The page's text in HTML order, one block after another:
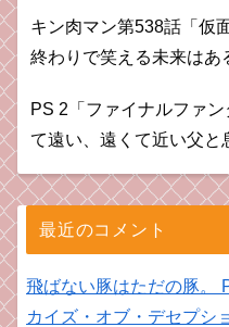
キン肉マン第538話「仮
終わりで笑える未来はあ
PS 2「ファイナルファ
て遠い、遠くて近い父と
最近のコメント
飛ばない豚はただの豚。
カイズ・オブ・デセプシ